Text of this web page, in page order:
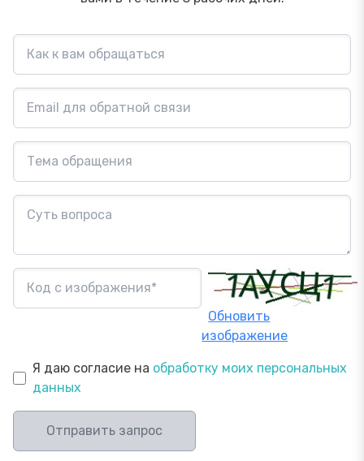
Обновить
изображение
Я даю согласие на обработку моих персональных
данных
Отправить запрос